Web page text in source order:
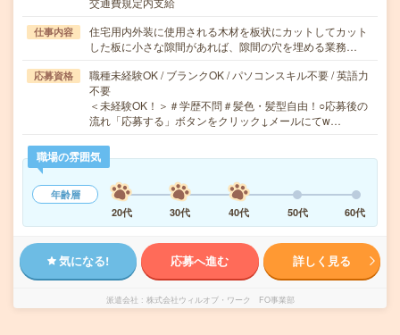
仕事内容
住宅用内外装に使用される木材を板状にカットしてカット
した板に小さな隙間があれば、隙間の穴を埋める業務…
応募資格
職種未経験OK / ブランクOK / パソコンスキル不要 / 英語力
不要
＜未経験OK！＞＃学歴不問＃髪色・髪型自由！○応募後の
流れ「応募する」ボタンをクリック↓メールにてw…
職場の雰囲気
年齢層
20代
30代 40代 50代 60代
気になる! 応募へ進む 詳しく見る
派遣会社 株式会社ウィルオブ・ワーク FO事業部